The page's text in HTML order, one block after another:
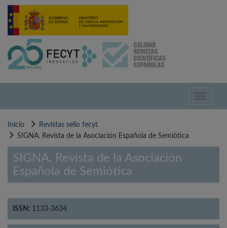
Pasar
contenido
Toggle
Inicio
Revistas sello fecyt
SIGNA. Revista de la Asociación Española de Semiótica
SIGNA. Revista de la Asociación
Española de Semiótica
ISSN: 1133-3634